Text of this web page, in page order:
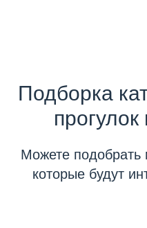
Подборка
прогулок
Можете подобрать
которые будут